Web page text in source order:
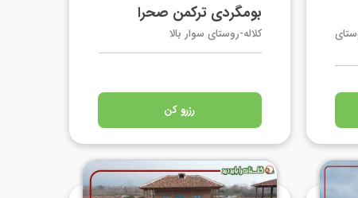
بومگردی ترکمن صحرا
کلاله-روستای سوار بالا
رزرو کن